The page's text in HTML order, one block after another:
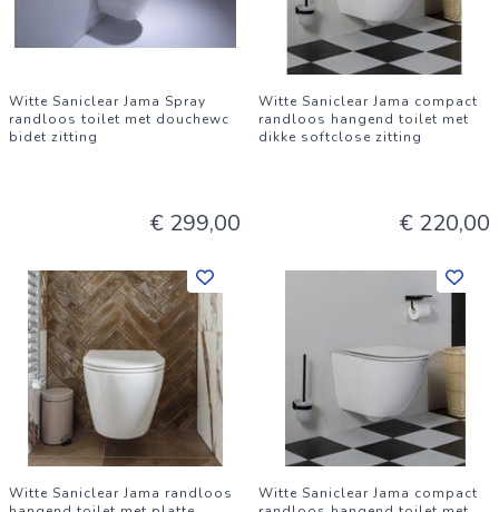
Witte Saniclear Jama Spray
randloos toilet met douchewc
bidet zitting
€ 299,00
Witte Saniclear Jama compact
randloos hangend toilet met
dikke softclose zitting
€ 220,00
Witte Saniclear Jama randloos
Witte Saniclear Jama compact